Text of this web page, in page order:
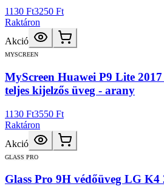
1130 Ft3250 Ft
Raktáron
Akció
MYSCREEN
MyScreen Huawei P9 Lite
teljes kijelzős üveg - arany
1130 Ft3550 Ft
Raktáron
Akció
GLASS PRO
Glass Pro 9H védőüveg LG K4